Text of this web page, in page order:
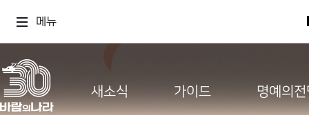
메뉴
새소식 가이드 명예의